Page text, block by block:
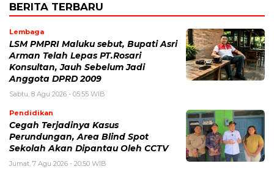
BERITA TERBARU
Lembaga
LSM PMPRI Maluku sebut, Bupati Asri
Arman Telah Lepas PT.Rosari
Konsultan, Jauh Sebelum Jadi
Anggota DPRD 2009
Sabtu, 8 Agu 2026 - 05:55 WIB
Pendidikan
Cegah Terjadinya Kasus
Perundungan, Area Blind Spot
Sekolah Akan Dipantau Oleh CCTV
Jumat, 7 Agu 2026 - 20:50 WIB